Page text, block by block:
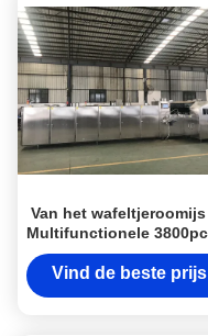
Van het
Multifunctionele
Capaciteit van de de
Kegelproductielijn
Vind de beste prijs